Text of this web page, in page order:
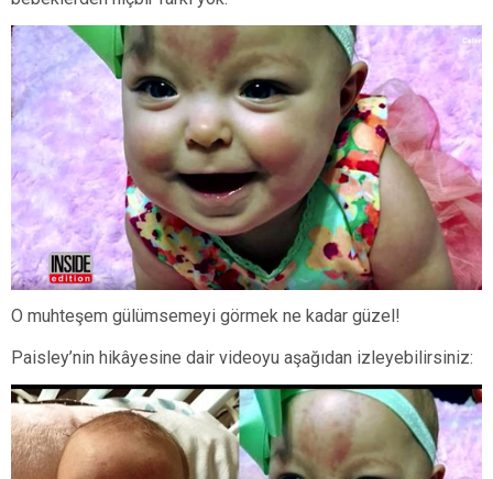
O muhteşem gülümsemeyi görmek ne kadar güzel!
Paisley’nin hikâyesine dair videoyu aşağıdan izleyebilirsiniz: